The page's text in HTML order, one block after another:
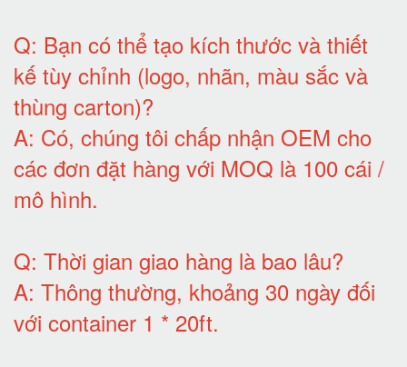
Q: Bạn có thể tạo kích thước và thiết
kế tùy chỉnh (logo, nhãn, màu sắc và
thùng carton)?
A: Có, chúng tôi chấp nhận OEM cho
các đơn đặt hàng với MOQ là 100 cái /
mô hình.
Q: Thời gian giao hàng là bao lâu?
A: Thông thường, khoảng 30 ngày đối
với container 1 * 20ft.